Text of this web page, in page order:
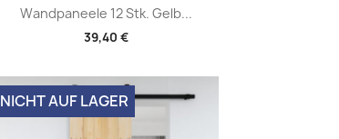
Wandpaneele 12 Stk. Gelb...
39,40 €
NICHT AUF LAGER